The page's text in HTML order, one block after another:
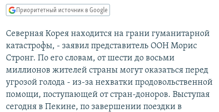
КАВКАЗ.РЕАЛИИ
СИБИРЬ.РЕАЛИИ
РАСПИСАНИЕ ВЕЩАНИЯ
ПОДПИШИТЕСЬ НА РАССЫЛКУ
СОЦИАЛЬНЫЕ СЕТИ
Приоритетный источник в Google
Северная Корея находится на грани гуманитарной
катастрофы, - заявил представитель ООН Морис
Стронг. По его словам, от шести до восьми
миллионов жителей страны могут оказаться перед
угрозой голода - из-за нехватки продовольственной
помощи, поступающей от стран-доноров. Выступая
сегодня в Пекине, по завершении поездки в